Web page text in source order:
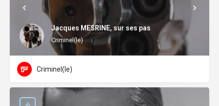
Jacques MESRINE, sur ses pas
Criminel(le)
Criminel(le)